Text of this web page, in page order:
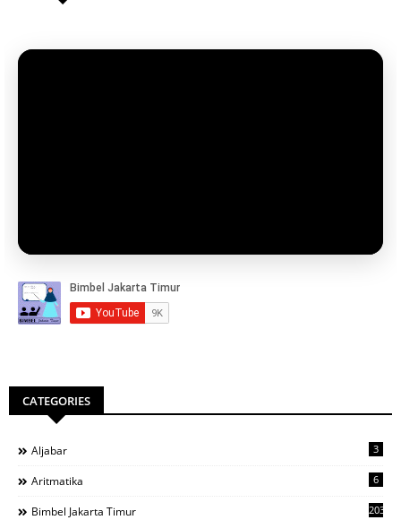
CATEGORIES
Aljabar 3
Aritmatika 6
Bimbel Jakarta Timur 203